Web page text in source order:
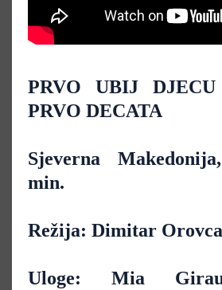
PRVO UBIJ
PRVO DECATA
Sjeverna
min.
Režija: Dimitar
Uloge: Mia